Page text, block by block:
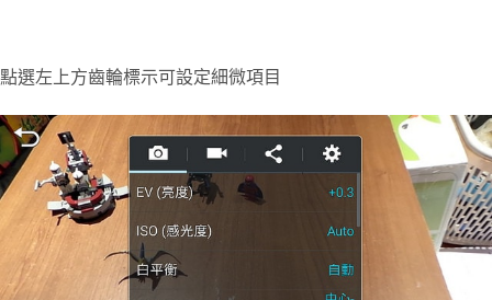
點選左上方齒輪標示可設定細微項目